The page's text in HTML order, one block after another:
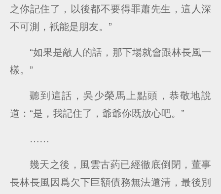
之你記住了，以後都不要得罪蕭先生，這人深
不可測，衹能是朋友。”
“如果是敵人的話，那下場就會跟林長風一
樣。”
聽到這話，吳少榮馬上點頭，恭敬地說
道：“是，我記住了，爺爺你既放心吧。”
……
幾天之後，風雲古葯已經徹底倒閉，董事
長林長風因爲欠下巨額債務無法還清，最後別